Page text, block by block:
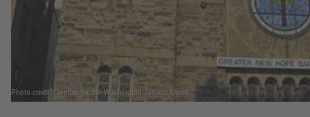
Photo credit: Goethe-Institut Washington/Tomasz Marek